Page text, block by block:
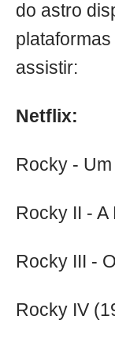
do astro
assistir:
Netflix:
Rocky -
Rocky II -
Rocky III -
Rocky IV